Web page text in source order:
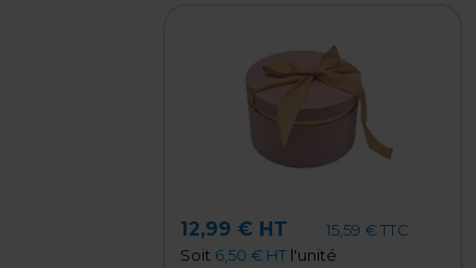
12,99 € HT
15,59 € TTC
Soit 6,50 € HTl'unité